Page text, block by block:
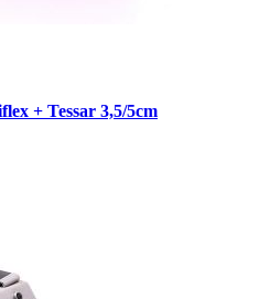
+ Tessar 3,5/5cm